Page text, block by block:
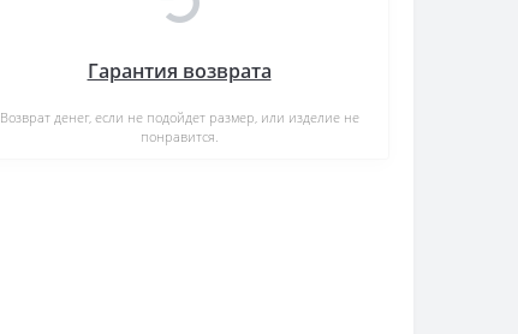
Гарантия возврата
Возврат денег, если не подойдет размер, или изделие не
понравится.